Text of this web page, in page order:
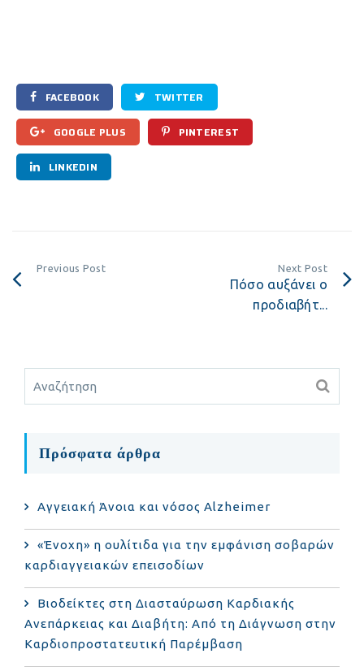
FACEBOOK TWITTER
GOOGLE PLUS PINTEREST
LINKEDIN
Previous Post Next Post
Πόσο αυξάνει ο
προδιαβήτ...
Πρόσφατα άρθρα
Αγγειακή Άνοια και νόσος Alzheimer
«Ένοχη» η ουλίτιδα για την εμφάνιση σοβαρών
καρδιαγγειακών επεισοδίων
Βιοδείκτες στη Διασταύρωση Καρδιακής
Ανεπάρκειας και Διαβήτη: Από τη Διάγνωση στην
Καρδιοπροστατευτική Παρέμβαση